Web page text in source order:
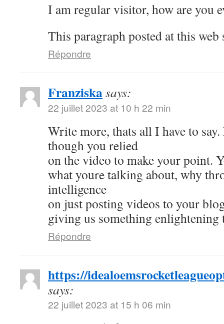
I am regular visitor, how are you
This paragraph posted at this
Répondre
Franziskasays:
22 juillet 2023 at 10 h 22 min
Write more, thats all I have to
though you relied
on the video to make your point.
what youre talking about, why
intelligence
on just posting videos to your
giving us something enlightening
Répondre
https://
says:
22 juillet 2023 at 15 h 06 min